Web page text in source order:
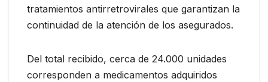
tratamientos antirretrovirales que garantizan la
continuidad de la atención de los asegurados.
Del total recibido, cerca de 24.000 unidades
corresponden a medicamentos adquiridos